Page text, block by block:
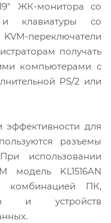
ЖК-монитора со
и клавиатуры со
переключатели
получать
компьютерами с
PS/2 или
для
разъемы
использовании
модель KL1516AN
комбинацией ПК,
и устройств